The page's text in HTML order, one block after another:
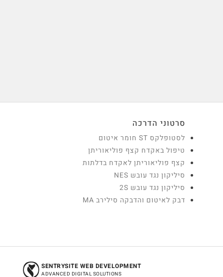
סרטוני הדרכה
לסטופלקס ST חומר איטום
טיפול באקדח קצף פוליאוריתן
קצף פוליאוריתן לאקדח בדלתות
סיליקון נגד עובש NES
סיליקון נגד עובש 2S
דבק לאיטום והדבקה סילירב MA
SENTRYSITE WEB DEVELOPMENT
ADVANCED DIGITAL SOLUTIONS